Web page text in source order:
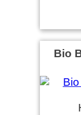
Bio